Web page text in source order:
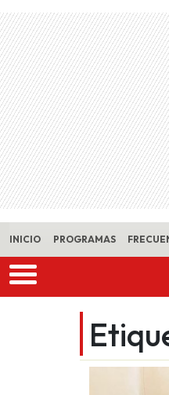
Skip to main content
INICIO PROGRAMAS